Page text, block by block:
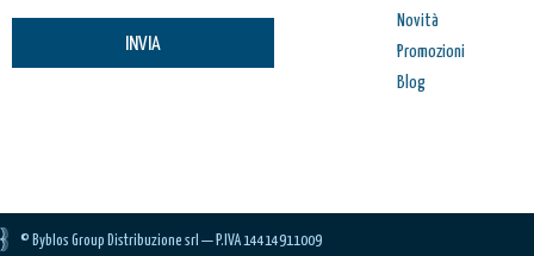
INVIA
Novità
Promozioni
Blog
© Byblos Group Distribuzione srl — P.IVA 14414911009